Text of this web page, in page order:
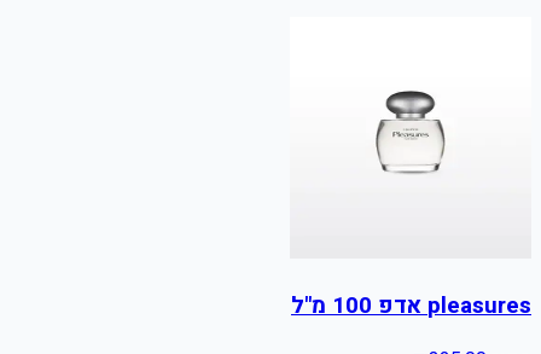
pleasures אדפ 100 מ"ל